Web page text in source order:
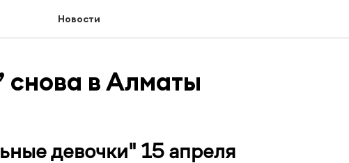
Новости
снова в Алматы
девочки" 15 апреля